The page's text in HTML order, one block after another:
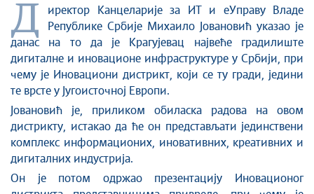
Стоп корупцији
Култура и вера
Спорт
Конференције за новинаре
Интервјуи
Линкови
Издвојене теме
COVID-19 - архива
Д
иректор Канцеларије за ИТ и еУправу Владе
Републике Србије Михаило Јовановић указао је
данас на то да је Крагујевац највеће градилиште
дигиталне и иновационе инфраструктуре у Србији, при
чему је Иновациони дистрикт, који се ту гради, једини
те врсте у Југоисточној Европи.
Јовановић је, приликом обиласка радова на овом
дистрикту, истакао да ће он представљати јединствени
комплекс информационих, иновативних, креативних и
дигиталних индустрија.
Он је потом одржао презентацију Иновационог